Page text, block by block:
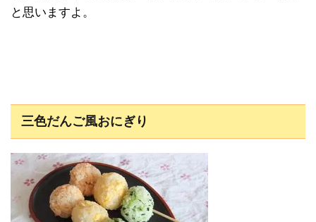
と思いますよ。
三色だんご風おにぎり